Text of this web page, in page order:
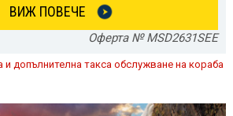
ВИЖ ПОВЕЧЕ
Оферта № MSD2631SEE
допълнителна такса обслужване на кораба